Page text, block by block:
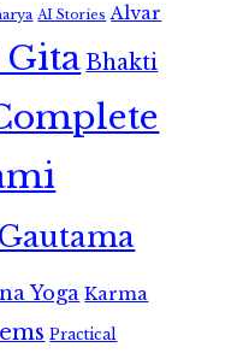
AI Stories Alvar
GitaBhakti
Gautama
Yoga Karma
Practical